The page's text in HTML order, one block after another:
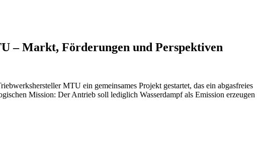
– Markt, Förderungen und Perspektiven
MTU ein gemeinsames Projekt gestartet, das ein abgasfreies
Mission: Der Antrieb soll lediglich Wasserdampf als Emission erzeugen